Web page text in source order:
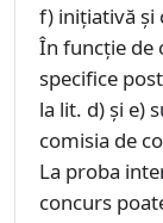
f) iniţiativă şi
În funcţie de
specifice
la lit. d) şi e)
comisia de
La proba
concurs